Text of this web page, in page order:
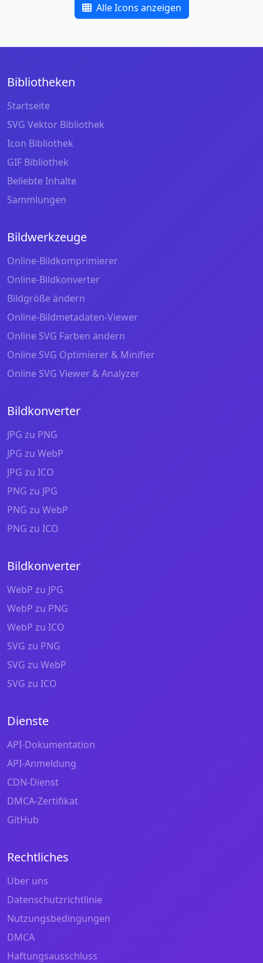
Alle Icons anzeigen
Bibliotheken
Startseite
SVG Vektor Bibliothek
Icon Bibliothek
GIF Bibliothek
Beliebte Inhalte
Sammlungen
Bildwerkzeuge
Online-Bildkomprimierer
Online-Bildkonverter
Bildgröße ändern
Online-Bildmetadaten-Viewer
Online SVG Farben ändern
Online SVG Optimierer & Minifier
Online SVG Viewer & Analyzer
Bildkonverter
JPG zu PNG
JPG zu WebP
JPG zu ICO
PNG zu JPG
PNG zu WebP
PNG zu ICO
Bildkonverter
WebP zu JPG
WebP zu PNG
WebP zu ICO
SVG zu PNG
SVG zu WebP
SVG zu ICO
Dienste
API-Dokumentation
API-Anmeldung
CDN-Dienst
DMCA-Zertifikat
GitHub
Rechtliches
Über uns
Datenschutzrichtlinie
Nutzungsbedingungen
DMCA
Haftungsausschluss